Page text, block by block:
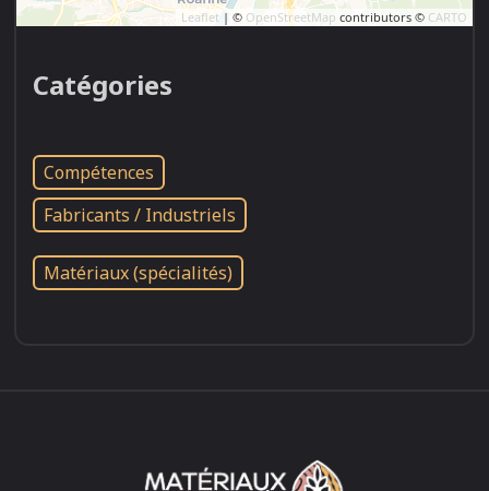
Leaflet | © OpenStreetMap contributors © CARTO
Catégories
Compétences
Fabricants / Industriels
Matériaux (spécialités)